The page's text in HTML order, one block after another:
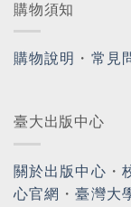
購物須知
購物說明 ・ 常見
臺大出版中心
關於出版中心 ・
心官網 ・臺灣大